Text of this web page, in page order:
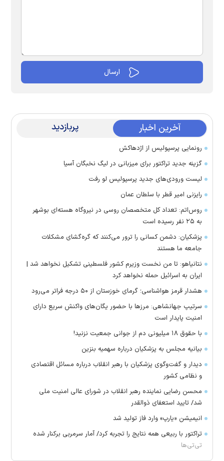
آخرین اخبار پربازدید
رونمایی پرسپولیس از اژدهاکش
گزینه جدید تراکتور برای میزبانی در لیگ نخبگان آسیا
لیست ورودی‌های جدید پرسپولیس لو رفت
رایزنی امیر قطر با سلطان عمان
روس‌اتم: تعداد کل متخصصان روسی در نیروگاه هسته‌ای بوشهر
به ۲۵ نفر رسیده است
پزشکیان: دشمن کسانی را ترور می‌کنند که گره‌گشای مشکلات
جامعه ما هستند
نتانیاهو: تا من نخست وزیرم کشور فلسطینی تشکیل نخواهد شد |
ایران به اسرائیل حمله نخواهد کرد
هشدار قرمز هواشناسی؛ گرمای خوزستان از ۵۰ درجه فراتر می‌رود
سرتیپ جهانشاهی: مرز‌ها با حضور یگان‌های واکنش سریع دارای
امنیت پایدار است
با حقوق ۱۸ میلیونی دم از جوانی جمعیت نزنید!
بیانیه مجلس به پزشکیان درباره سهمیه بنزین
دیدار و گفت‌وگوی پزشکیان با رهبر انقلاب درباره مسائل اقتصادی
و نظامی کشور
محسن رضایی نماینده رهبر انقلاب در شورای عالی امنیت ملی
شد/ تایید استعفای ذوالقدر
انیمیشن «یارپ» وارد فاز تولید شد
تراکتور با ربیعی همه نتایج را تجربه کرد/ آمار سرمربی برکنار شده
تی‌تی‌ها